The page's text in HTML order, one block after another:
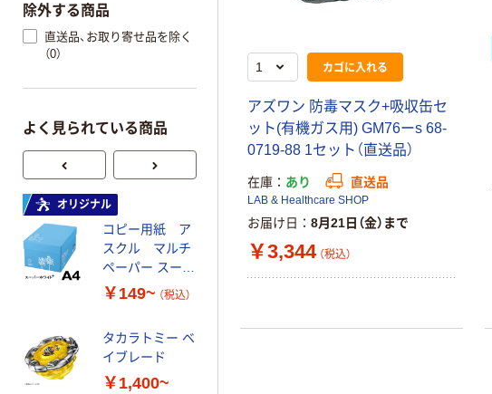
カゴに入れる
アズワン 防毒マスク+吸収缶セ
ット(有機ガス用) GM76ーs 68-
0719-88 1セット（直送品）
在庫 あり 直送品
LAB & Healthcare SHOP
お届け日 8月21日（金）まで
￥3,344 （税込）
除外する商品
直送品、お取り寄せ品を除く
（0）
よく見られている商品
オリジナル
コピー用紙 ア
スクル マルチ
ペーパー スーパ
ーホワイト+
￥149~ （税込）
タカラトミー ベ
イブレード
￥1,400~
オリジナル
ゴミ袋 エコノミ
ータイプ 乳白半